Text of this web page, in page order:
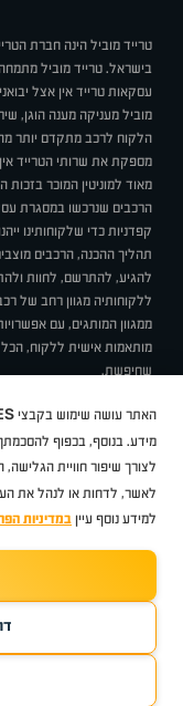
טרייד מוביל הינה חברת
בישראל. טרייד מוביל
עסקאות טרייד אין אצל
מוביל מעניקה מענה הוגן,
הלקוח לרכב מתקדם יותר
מספקת את שרותי הטרייד
מאוד למוניטין המוכר בזכות
הרכבים שנרכשו במסגרת
קפדניות כדי שלקוחותינו
תהליך ההכנה, הרכבים
להגיע, להתרשם, לחוות
ללקוחותיה מגוון רחב של
ממגוון המותגים, עם
מותאמות אישית ללקוח,
שחיפשת.
תקנוןBUY BACK
סיטרואן אופלפיג'וMG
Geely
ב מ וולקסוסאאודיסקודהיונדאי
כל
האתר עושה שימוש בקבצי
מידע. בנוסף, בכפוף
לצורך שיפור חוויית
לאשר, לדחות או לנהל את
למידע נוסף עיין במדיניות